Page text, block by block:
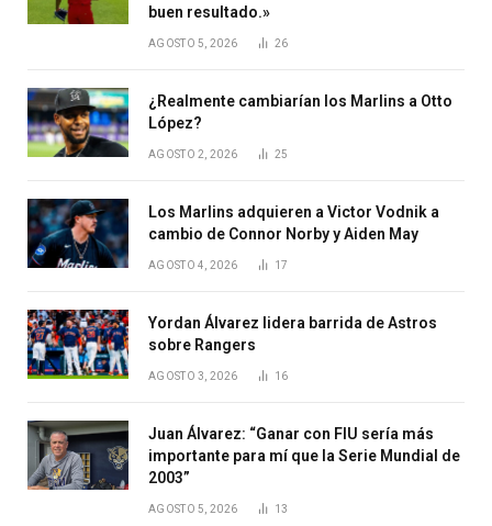
buen resultado.»
AGOSTO 5, 2026 26
¿Realmente cambiarían los Marlins a Otto
López?
AGOSTO 2, 2026 25
Los Marlins adquieren a Victor Vodnik a
cambio de Connor Norby y Aiden May
AGOSTO 4, 2026 17
Yordan Álvarez lidera barrida de Astros
sobre Rangers
AGOSTO 3, 2026 16
Juan Álvarez: “Ganar con FIU sería más
importante para mí que la Serie Mundial de
2003”
AGOSTO 5, 2026 13